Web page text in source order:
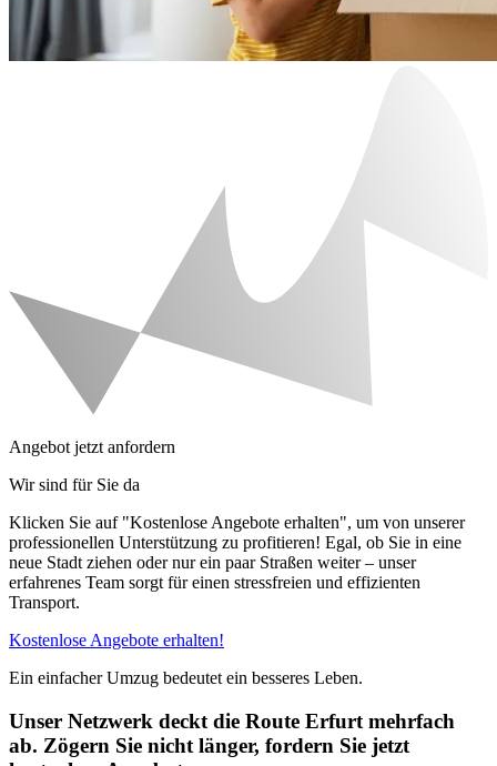
Angebot jetzt anfordern
Wir sind für Sie da
Klicken Sie auf "Kostenlose Angebote erhalten", um von unserer
professionellen Unterstützung zu profitieren! Egal, ob Sie in eine
neue Stadt ziehen oder nur ein paar Straßen weiter – unser
erfahrenes Team sorgt für einen stressfreien und effizienten
Transport.
Kostenlose Angebote erhalten!
Ein einfacher Umzug bedeutet ein besseres Leben.
Unser Netzwerk deckt die Route Erfurt mehrfach
ab. Zögern Sie nicht länger, fordern Sie jetzt